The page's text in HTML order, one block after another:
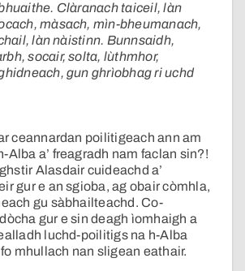
Clàranach taiceil, làn
màsach, mìn-bheumanach,
làn nàistinn. Bunnsaidh,
socair, solta, lùthmhor,
gun ghrìobhag ri uchd
ceannardan poilitigeach ann am
Alba a’ freagradh nam faclan sin?!
Alasdair cuideachd a’
gur e an sgioba, ag obair còmhla,
gu sàbhailteachd. Co-
gur e sin deagh ìomhaigh a
luchd-poilitigs na h-Alba
mhullach nan sligean eathair.